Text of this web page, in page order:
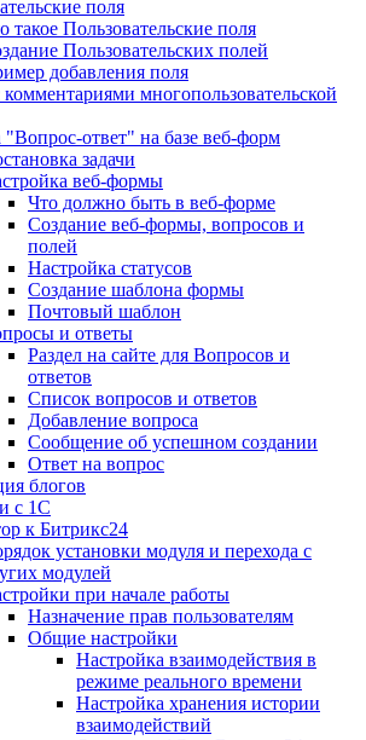
поля
такое Пользовательские поля
Пользовательских полей
добавления поля
комментариями многопользовательской
"Вопрос-ответ" на базе веб-форм
задачи
веб-формы
Что должно быть в веб-форме
Создание веб-формы, вопросов и
полей
Настройка статусов
Создание шаблона формы
Почтовый шаблон
и ответы
Раздел на сайте для Вопросов и
ответов
Список вопросов и ответов
Добавление вопроса
Сообщение об успешном создании
Ответ на вопрос
блогов
с 1С
к Битрикс24
установки модуля и перехода с
модулей
при начале работы
Назначение прав пользователям
Общие настройки
Настройка взаимодействия в
режиме реального времени
Настройка хранения истории
взаимодействий